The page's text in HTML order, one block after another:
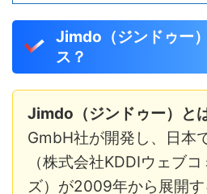
Jimdo（ジンドゥー
ス？
Jimdo（ジンドゥー）と
GmbH社が開発し、日本
（株式会社KDDIウェブ
ズ）が2009年から展開